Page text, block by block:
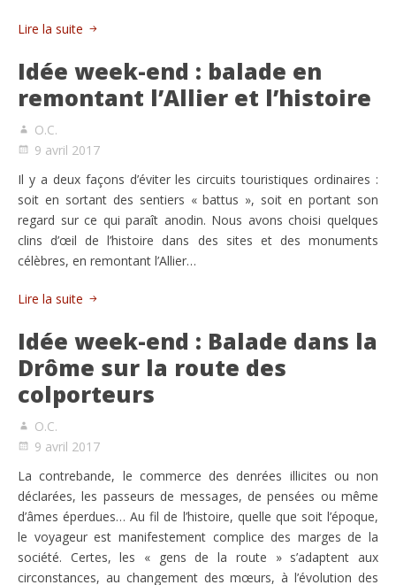
Lire la suite
Idée week-end : balade en
remontant l’Allier et l’histoire
O.C.
9 avril 2017
Il y a deux façons d’éviter les circuits touristiques ordinaires :
soit en sortant des sentiers « battus », soit en portant son
regard sur ce qui paraît anodin. Nous avons choisi quelques
clins d’œil de l’histoire dans des sites et des monuments
célèbres, en remontant l’Allier…
Lire la suite
Idée week-end : Balade dans la
Drôme sur la route des
colporteurs
O.C.
9 avril 2017
La contrebande, le commerce des denrées illicites ou non
déclarées, les passeurs de messages, de pensées ou même
d’âmes éperdues… Au fil de l’histoire, quelle que soit l’époque,
le voyageur est manifestement complice des marges de la
société. Certes, les « gens de la route » s’adaptent aux
circonstances, au changement des mœurs, à l’évolution des